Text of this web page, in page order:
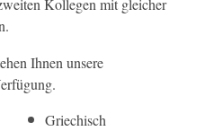
Kollegen mit gleicher
Ihnen unsere
Griechisch